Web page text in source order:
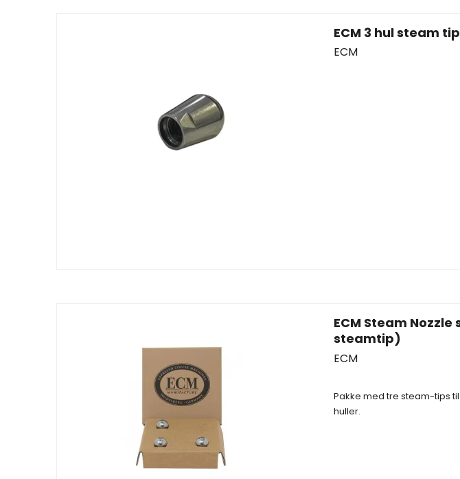
ECM 3 hul steam tip
ECM
ECM Steam Nozzle
steamtip)
ECM
Pakke med tre steam-tips til
huller.